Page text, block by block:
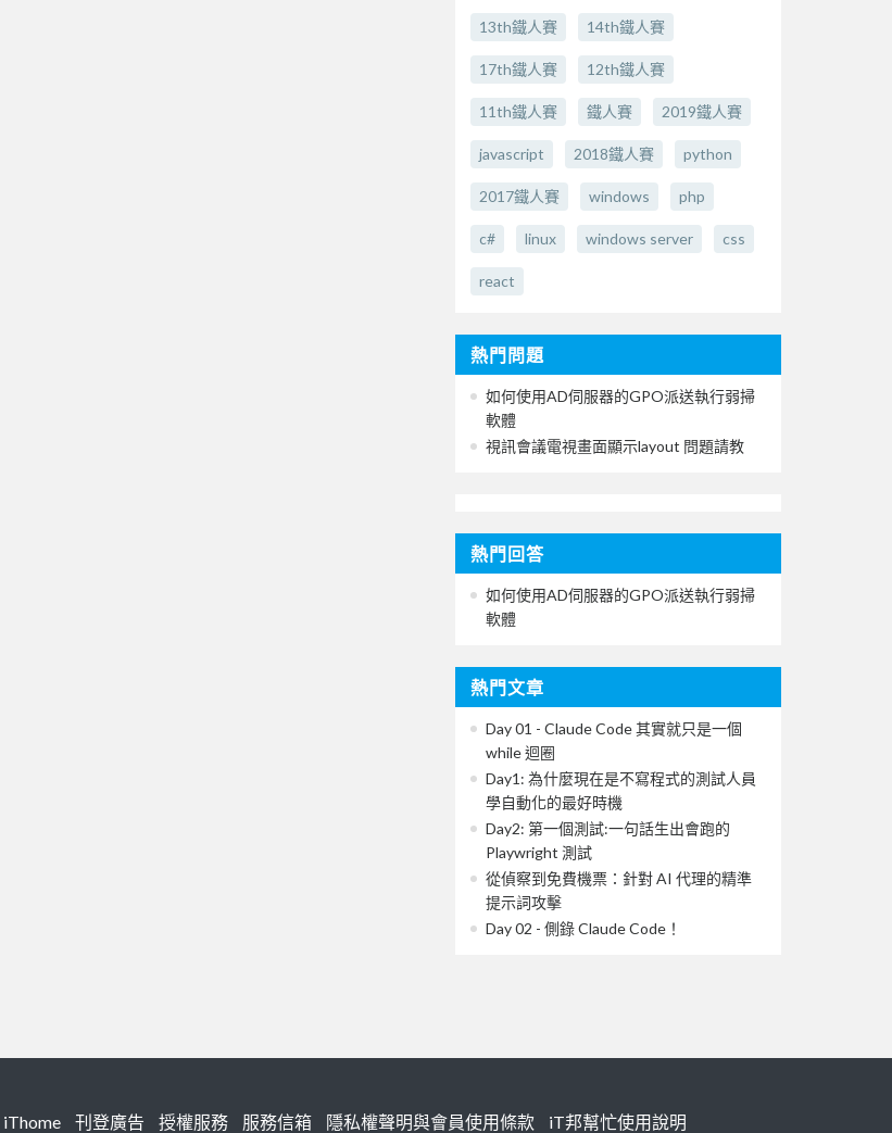
13th鐵人賽 14th鐵人賽
17th鐵人賽 12th鐵人賽
11th鐵人賽 鐵人賽 2019鐵人賽
javascript 2018鐵人賽 python
2017鐵人賽 windows php
c# linux windows server css
react
熱門問題
如何使用AD伺服器的GPO派送執行弱掃
軟體
視訊會議電視畫面顯示layout 問題請教
熱門回答
如何使用AD伺服器的GPO派送執行弱掃
軟體
熱門文章
Day 01 - Claude Code 其實就只是一個
while 迴圈
Day1: 為什麼現在是不寫程式的測試人員
學自動化的最好時機
Day2: 第一個測試:一句話生出會跑的
Playwright 測試
從偵察到免費機票：針對 AI 代理的精準
提示詞攻擊
Day 02 - 側錄 Claude Code！
iThome 刊登廣告 授權服務 服務信箱 隱私權聲明與會員使用條款 iT邦幫忙使用說明